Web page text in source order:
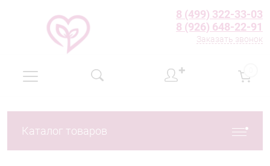
8 (499) 322-33-03
8 (926) 648-22-91
Заказать звонок
✚
Каталог товаров